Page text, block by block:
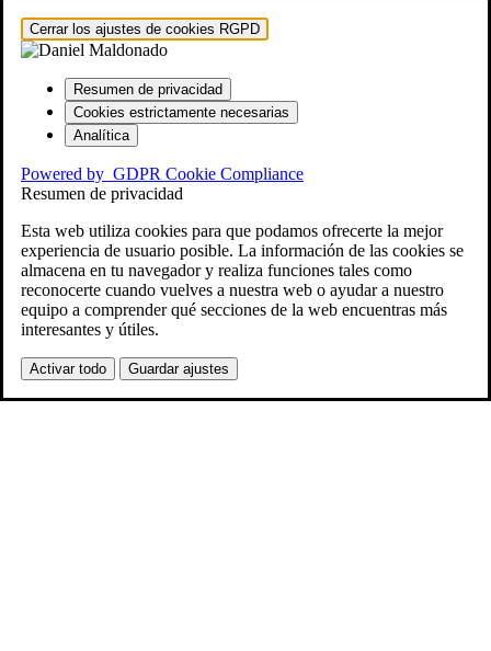
Hestia | Desarrollado porThemeIsle
Cerrar los ajustes de cookies RGPD
Resumen de privacidad
Cookies estrictamente necesarias
Analítica
Powered by GDPR Cookie Compliance
Resumen de privacidad
Esta web utiliza cookies para que podamos ofrecerte la mejor
experiencia de usuario posible. La información de las cookies se
almacena en tu navegador y realiza funciones tales como
reconocerte cuando vuelves a nuestra web o ayudar a nuestro
equipo a comprender qué secciones de la web encuentras más
interesantes y útiles.
Activar todo Guardar ajustes